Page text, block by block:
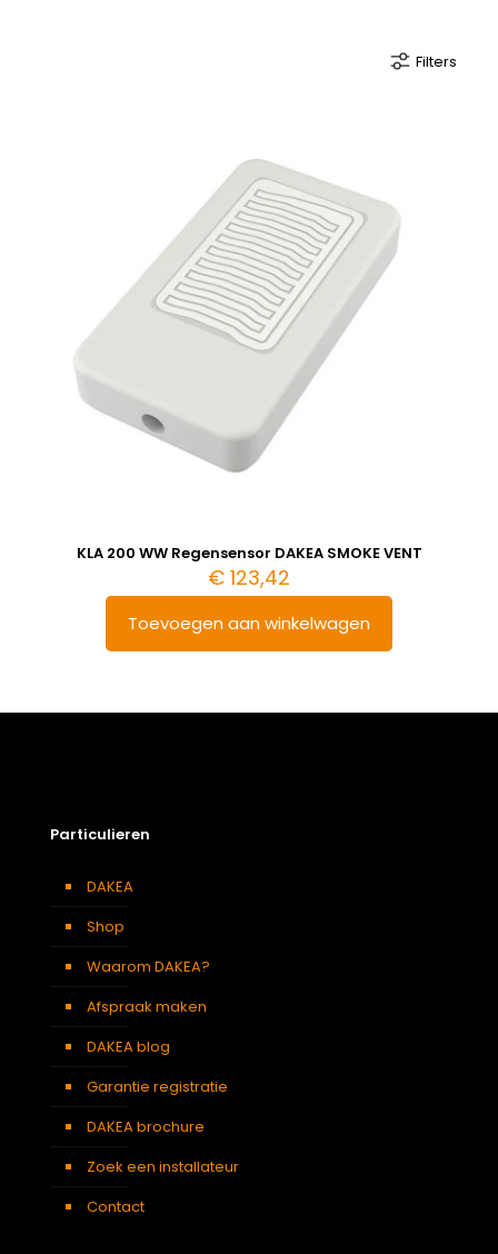
Filters
KLA 200 WW Regensensor DAKEA SMOKE VENT
€ 123,42
Toevoegen aan winkelwagen
Particulieren
DAKEA
Shop
Waarom DAKEA?
Afspraak maken
DAKEA blog
Garantie registratie
DAKEA brochure
Zoek een installateur
Contact